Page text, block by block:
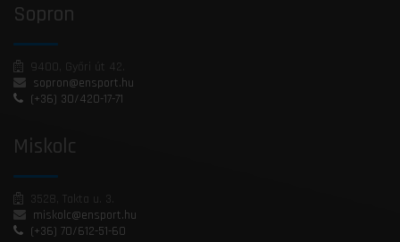
Sopron
9400, Győri út 42.
sopron@ensport.hu
(+36) 30/420-17-71
Miskolc
3528, Takta u. 3.
miskolc@ensport.hu
(+36) 70/612-51-60